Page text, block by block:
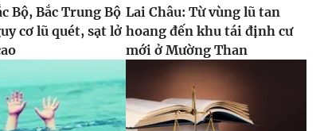
Bộ, Bắc Trung Bộ
cơ lũ quét, sạt lở
Lai Châu: Từ vùng lũ tan
hoang đến khu tái định cư
mới ở Mường Than